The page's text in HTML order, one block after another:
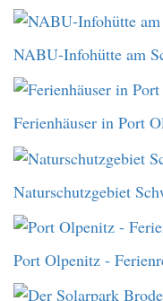
NABU-Infohütte am
Ferienhäuser in Port
Naturschutzgebiet
Port Olpenitz -